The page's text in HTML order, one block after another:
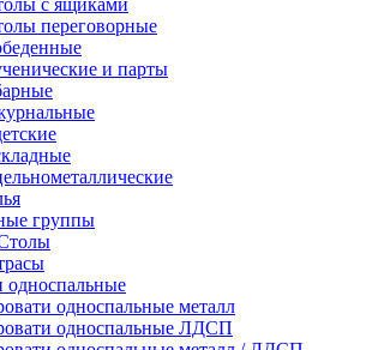
с ящиками
переговорные
и парты
группы
односпальные
односпальные металл
односпальные ЛДСП